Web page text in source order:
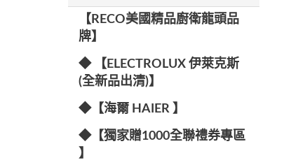
【RECO美國精品廚衛龍頭品
牌】
◆ 【ELECTROLUX 伊萊克斯
(全新品出清)】
◆【海爾 HAIER 】
◆【獨家贈1000全聯禮券專區
】